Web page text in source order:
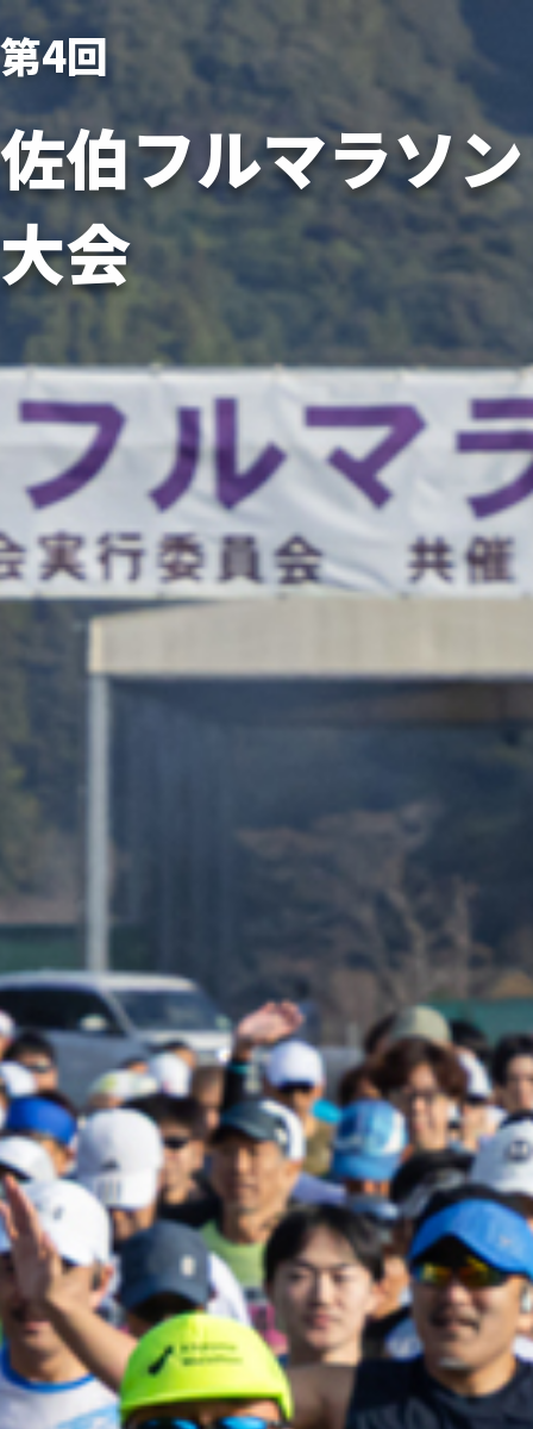
第4回
佐伯フルマラソン
大会